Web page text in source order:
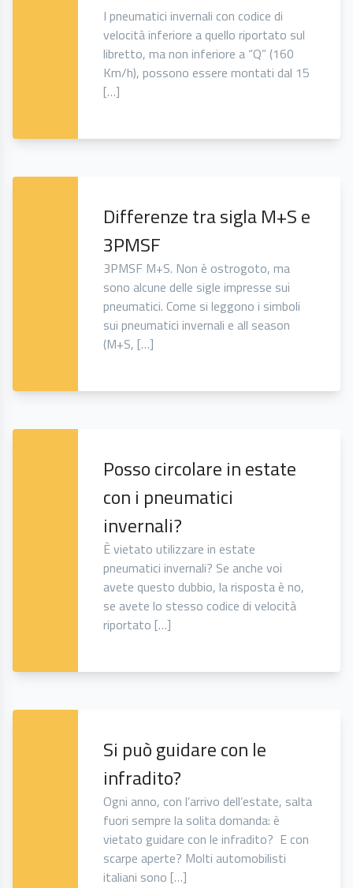
I pneumatici invernali con codice di
velocità inferiore a quello riportato sul
libretto, ma non inferiore a “Q” (160
Km/h), possono essere montati dal 15
[…]
Differenze tra sigla M+S e
3PMSF
3PMSF M+S. Non è ostrogoto, ma
sono alcune delle sigle impresse sui
pneumatici. Come si leggono i simboli
sui pneumatici invernali e all season
(M+S, […]
Posso circolare in estate
con i pneumatici
invernali?
È vietato utilizzare in estate
pneumatici invernali? Se anche voi
avete questo dubbio, la risposta è no,
se avete lo stesso codice di velocità
riportato […]
Si può guidare con le
infradito?
Ogni anno, con l’arrivo dell’estate, salta
fuori sempre la solita domanda: è
vietato guidare con le infradito? E con
scarpe aperte? Molti automobilisti
italiani sono […]